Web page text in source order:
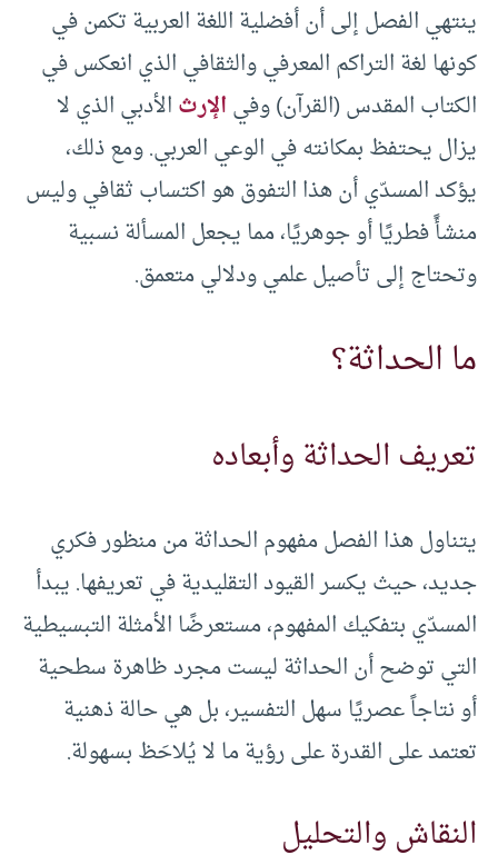
ينتهي الفصل إلى أن أفضلية اللغة العربية تكمن في
كونها لغة التراكم المعرفي والثقافي الذي انعكس في
الكتاب المقدس (القرآن) وفيالإرثالأدبي الذي لا
يزال يحتفظ بمكانته في الوعي العربي. ومع ذلك،
يؤكد المسدّي أن هذا التفوق هو اكتساب ثقافي وليس
منشأً فطريًا أو جوهريًا، مما يجعل المسألة نسبية
وتحتاج إلى تأصيل علمي ودلالي متعمق.
ما الحداثة؟
تعريف الحداثة وأبعاده
يتناول هذا الفصل مفهوم الحداثة من منظور فكري
جديد، حيث يكسر القيود التقليدية في تعريفها. يبدأ
المسدّي بتفكيك المفهوم، مستعرضًا الأمثلة التبسيطية
التي توضح أن الحداثة ليست مجرد ظاهرة سطحية
أو نتاجاً عصريًا سهل التفسير، بل هي حالة ذهنية
تعتمد على القدرة على رؤية ما لا يُلاحَظ بسهولة.
النقاش والتحليل